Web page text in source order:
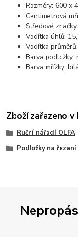
Rozměry: 600 x
Centimetrová
Středové
Vodítka úhlů:
Vodítka
Barva podložky:
Barva mřížky: bílá
Zboží zařazeno
Ruční nářadí OLFA
Podložky na